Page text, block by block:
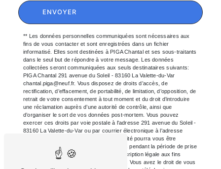
ENVOYER
** Les données personnelles communiquées sont nécessaires aux
fins de vous contacter et sont enregistrées dans un fichier
informatisé. Elles sont destinées à PIGA Chantal et ses sous-traitants
dans le seul but de répondre à votre message. Les données
collectées seront communiquées aux seuls destinataires suivants:
PIGA Chantal 291 avenue du Soleil - 83160 La Valette-du-Var
chantal.piga@neuf.fr. Vous disposez de droits d’accès, de
rectification, d’effacement, de portabilité, de limitation, d’opposition, de
retrait de votre consentement à tout moment et du droit d’introduire
une réclamation auprès d’une autorité de contrôle, ainsi que
d’organiser le sort de vos données post-mortem. Vous pouvez
exercer ces droits par voie postale à l'adresse 291 avenue du Soleil -
83160 La Valette-du-Var ou par courrier électronique à l'adresse
chantal.piga@neuf.fr. Un justificatif d'identité pourra vous être
demandé. Nous conservons vos données pendant la période de prise
de contact puis pendant la durée de prescription légale aux fins
probatoires et de gestion des contentieux. Vous avez le droit de vous